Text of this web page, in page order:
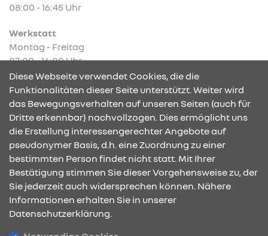
08:00 - 16:45 Uhr
Werkstatt
Montag - Freitag
07:00 - 16:00 Uhr
KONTAKT & ANFAHRT
ÖFFNUNGSZEITEN
Diese Webseite verwendet Cookies, die die
Funktionalitäten dieser Seite unterstützt. Weiter wird
das Bewegungsverhalten auf unseren Seiten (auch für
Dritte erkennbar) nachvollzogen. Dies ermöglicht uns
die Erstellung interessengerechter Angebote auf
pseudonymer Basis, d.h. eine Zuordnung zu einer
bestimmten Person findet nicht statt. Mit Ihrer
Bestätigung stimmen Sie dieser Vorgehensweise zu, der
Sie jederzeit auch widersprechen können. Nähere
Informationen erhalten Sie in unserer
Datenschutzerklärung.